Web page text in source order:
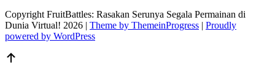
Copyright FruitBattles: Rasakan Serunya Segala Permainan di
Dunia Virtual! 2026 | Theme by ThemeinProgress | Proudly
powered by WordPress